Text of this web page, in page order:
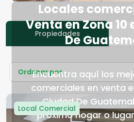
Locales
Venta en Zona 10
De
Encuentra aquí los
comerciales en venta
Ciudad De
próximo hogar o
Propiedades
Ordenar por...
Local Comercial